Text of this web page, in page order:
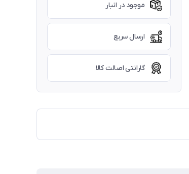
موجود در انبار
ارسال سریع
گارانتی اصالت کالا